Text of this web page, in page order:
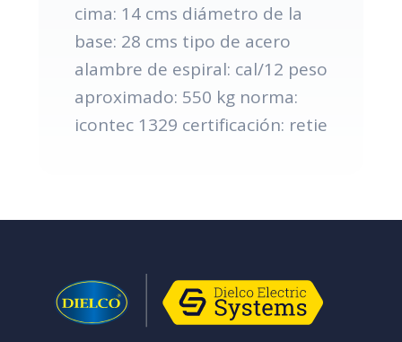
cima: 14 cms diámetro de la
base: 28 cms tipo de acero
alambre de espiral: cal/12 peso
aproximado: 550 kg norma:
icontec 1329 certificación: retie